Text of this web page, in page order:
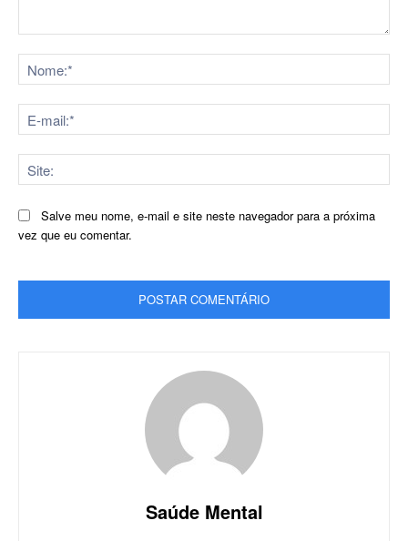
Salve meu nome, e-mail e site neste navegador para a próxima
vez que eu comentar.
Saúde Mental